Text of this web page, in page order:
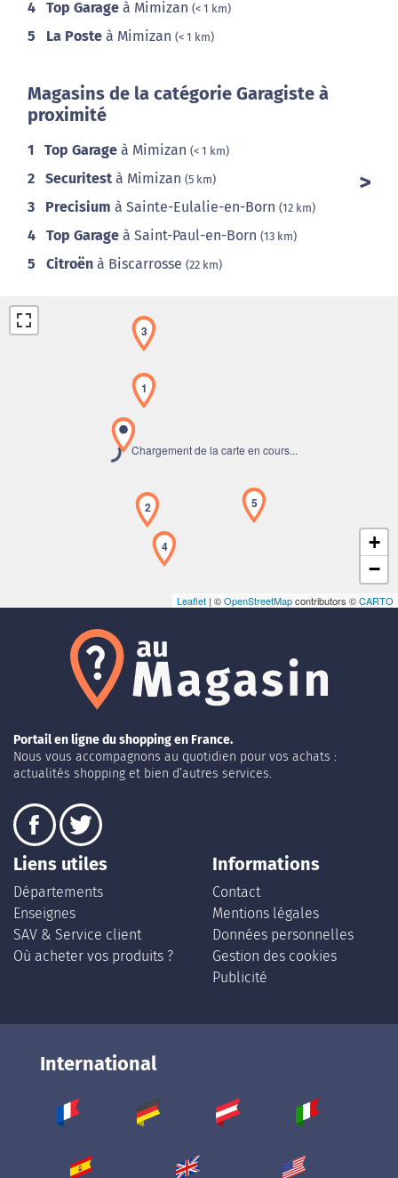
4 Top Garage à Mimizan (< 1 km)
5 La Poste à Mimizan (< 1 km)
Magasins de la catégorie Garagiste à
proximité
1 Top Garage à Mimizan (< 1 km)
2 Securitest à Mimizan (5 km)
3 Precisium à Sainte-Eulalie-en-Born (12 km)
4 Top Garage à Saint-Paul-en-Born (13 km)
5 Citroën à Biscarrosse (22 km)
Chargement de la carte en cours...
1
2
3
4
5
+
−
Leaflet | ©OpenStreetMapcontributors ©CARTO
Portail en ligne du shopping en France.
Nous vous accompagnons au quotidien pour vos achats :
actualités shopping et bien d’autres services.
Liens utiles
Départements
Enseignes
SAV & Service client
Où acheter vos produits ?
Informations
Contact
Mentions légales
Données personnelles
Gestion des cookies
Publicité
International